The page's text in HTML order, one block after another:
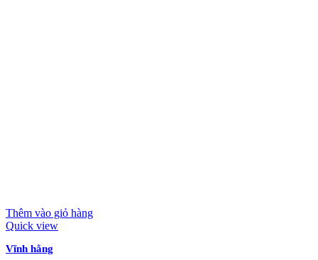
Thêm vào giỏ hàng
Quick view
Vĩnh hằng